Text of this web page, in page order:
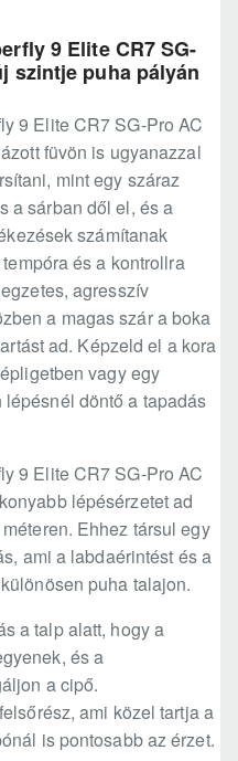
9 Elite CR7 SG-
szintje puha pályán
9 Elite CR7 SG-Pro AC
füvön is ugyanazzal
mint egy száraz
a sárban dől el, és a
számítanak
és a kontrollra
agresszív
a magas szár a boka
ad. Képzeld el a kora
vagy egy
döntő a tapadás
9 Elite CR7 SG-Pro AC
lépésérzetet ad
Ehhez társul egy
ami a labdaérintést és a
puha talajon.
a talp alatt, hogy a
és a
a cipő.
ami közel tartja a
is pontosabb az érzet.